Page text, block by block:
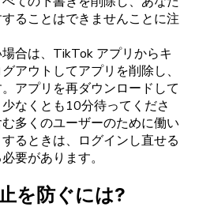
ることはできませんことに注
合は、TikTok アプリからキ
アウトしてアプリを削除し、
アプリを再ダウンロードして
なくとも10分待ってくださ
多くのユーザーのために働い
るときは、ログインし直せる
要があります。
を防ぐには?